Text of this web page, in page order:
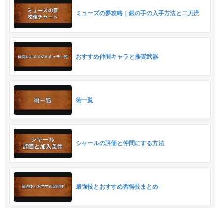
ミューズの夢攻略｜銀の手の入手方法と二刀流
おすすめ仲間キャラと推奨武器
術一覧
シャールの評価と仲間にする方法
最強技とおすすめ習得技まとめ